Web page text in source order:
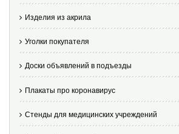
Изделия из акрила
Уголки покупателя
Доски объявлений в подъезды
Плакаты про коронавирус
Стенды для медицинских учреждений